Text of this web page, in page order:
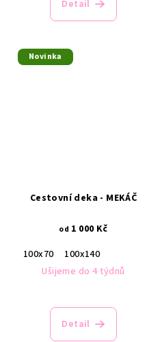
Detail
Novinka
Cestovní deka - MEKÁČ
od 1 000 Kč
100x70
100x140
Ušijeme do 4 týdnů
Detail